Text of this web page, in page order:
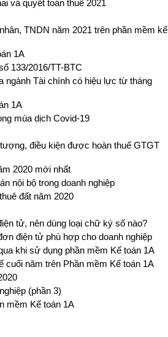
và quyết toán thuế 2021
TNDN năm 2021 trên phần mềm kế
1A
133/2016/TT-BTC
ngành Tài chính có hiệu lực từ tháng
1A
mùa dịch Covid-19
điều kiện được hoàn thuế GTGT
2020 mới nhất
nội bộ trong doanh nghiệp
đất năm 2020
tử, nên dùng loại chữ ký số nào?
điện tử phù hợp cho doanh nghiệp
khi sử dụng phần mềm Kế toán 1A
cuối năm trên Phần mềm Kế toán 1A
(phần 3)
mềm Kế toán 1A